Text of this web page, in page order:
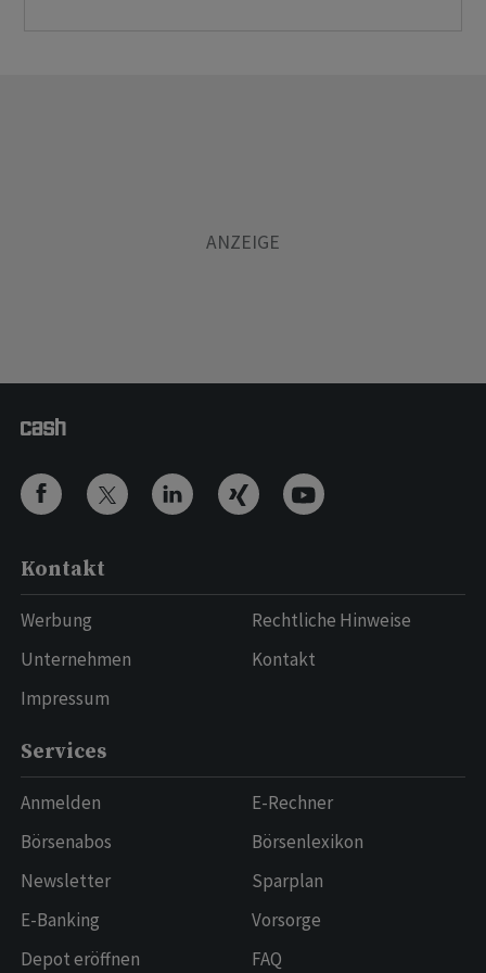
Kontakt
Werbung
Unternehmen
Impressum
Rechtliche Hinweise
Kontakt
Services
Anmelden
Börsenabos
Newsletter
E-Banking
Depot eröffnen
E-Rechner
Börsenlexikon
Sparplan
Vorsorge
FAQ